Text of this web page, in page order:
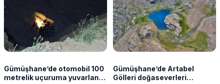
Gümüşhane’de otomobil 100
metrelik uçuruma yuvarlandı!
Gümüşhane’de Artabel
Gölleri doğaseverleri